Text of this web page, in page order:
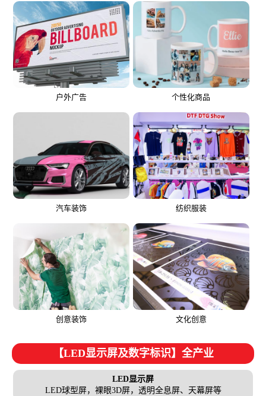
户外广告 个性化商品
汽车装饰 纺织服装
创意装饰 文化创意
【LED显示屏及数字标识】全产业
LED显示屏
LED球型屏，裸眼3D屏，透明全息屏、天幕屏等